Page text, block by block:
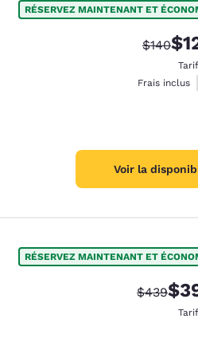
RÉSERVEZ MAINTENANT ET
Tarif
$140
Frais inclus
Voir la
RÉSERVEZ MAINTENANT ET
Tarif
$439